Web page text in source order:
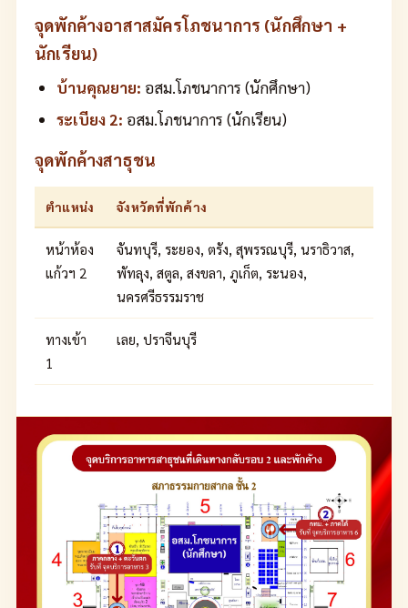
จุดพักค้างอาสาสมัครโภชนาการ (นักศึกษา +
นักเรียน)
บ้านคุณยาย: อสม.โภชนาการ (นักศึกษา)
ระเบียง 2: อสม.โภชนาการ (นักเรียน)
จุดพักค้างสาธุชน
ตำแหน่ง จังหวัดที่พักค้าง
หน้าห้อง
แก้วฯ 2
จันทบุรี, ระยอง, ตรัง, สุพรรณบุรี, นราธิวาส,
พัทลุง, สตูล, สงขลา, ภูเก็ต, ระนอง,
นครศรีธรรมราช
ทางเข้า
1
เลย, ปราจีนบุรี